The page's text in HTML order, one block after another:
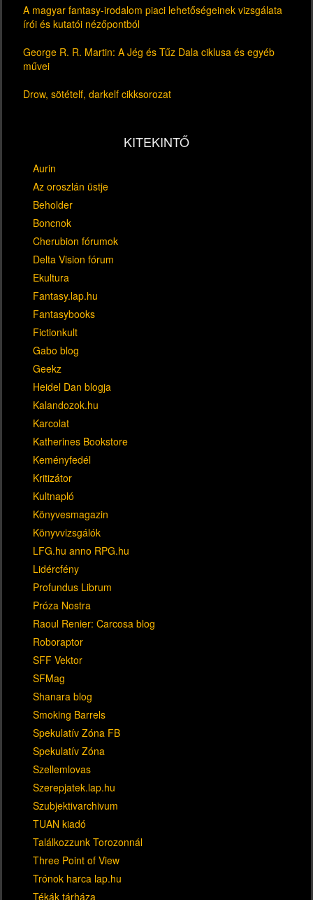
A magyar fantasy-irodalom piaci lehetőségeinek vizsgálata
írói és kutatói nézőpontból
George R. R. Martin: A Jég és Tűz Dala ciklusa és egyéb
művei
Drow, sötételf, darkelf cikksorozat
KITEKINTŐ
Aurin
Az oroszlán üstje
Beholder
Boncnok
Cherubion fórumok
Delta Vision fórum
Ekultura
Fantasy.lap.hu
Fantasybooks
Fictionkult
Gabo blog
Geekz
Heidel Dan blogja
Kalandozok.hu
Karcolat
Katherines Bookstore
Keményfedél
Kritizátor
Kultnapló
Könyvesmagazin
Könyvvizsgálók
LFG.hu anno RPG.hu
Lidércfény
Profundus Librum
Próza Nostra
Raoul Renier: Carcosa blog
Roboraptor
SFF Vektor
SFMag
Shanara blog
Smoking Barrels
Spekulatív Zóna FB
Spekulatív Zóna
Szellemlovas
Szerepjatek.lap.hu
Szubjektivarchivum
TUAN kiadó
Találkozzunk Torozonnál
Three Point of View
Trónok harca lap.hu
Tékák tárháza